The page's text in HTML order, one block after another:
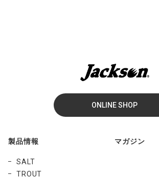
ONLINE SHOP
製品情報
SALT
TROUT
マガジン